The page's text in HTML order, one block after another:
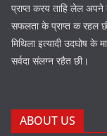
प्राप्त करय ताहि लेल अपने
सफलता के प्राप्त क रहल
मिथिला इत्यादी उदघोष
सर्वदा संलग्न रहैत छी।
ABOUT US